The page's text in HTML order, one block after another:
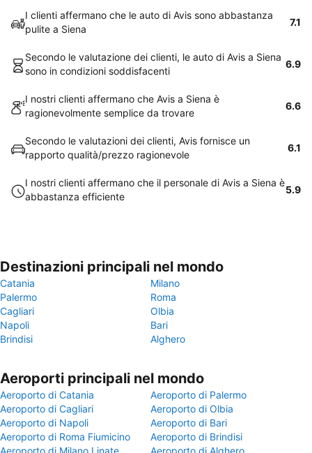
I clienti affermano che le auto di Avis sono abbastanza
pulite a Siena
7.1
Secondo le valutazione dei clienti, le auto di Avis a Siena
sono in condizioni soddisfacenti
6.9
I nostri clienti affermano che Avis a Siena è
ragionevolmente semplice da trovare
6.6
Secondo le valutazioni dei clienti, Avis fornisce un
rapporto qualità/prezzo ragionevole
6.1
I nostri clienti affermano che il personale di Avis a Siena è
abbastanza efficiente
5.9
Destinazioni principali nel mondo
Catania
Milano
Palermo
Roma
Cagliari
Olbia
Napoli
Bari
Brindisi
Alghero
Aeroporti principali nel mondo
Aeroporto di Catania
Aeroporto di Palermo
Aeroporto di Cagliari
Aeroporto di Olbia
Aeroporto di Napoli
Aeroporto di Bari
Aeroporto di Roma Fiumicino
Aeroporto di Brindisi
Aeroporto di Milano Linate
Aeroporto di Alghero